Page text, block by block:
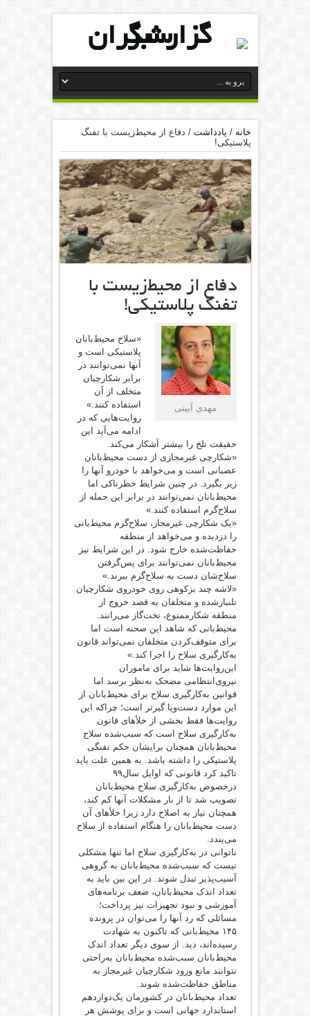
خانه / یادداشت / دفاع از محیط‌زیست با تفنگ
پلاستیکی!
دفاع از محیط‌زیست با
تفنگ پلاستیکی!
مهدی آیینی
«سلاح محیط‌بانان
پلاستیکی است و
آنها نمی‌توانند در
برابر شکارچیان
متخلف از آن
استفاده کنند.»
روایت‌هایی که در
ادامه می‌آید این
حقیقت تلخ را بیشتر آشکار می‌کند.
«شکارچی غیرمجازی از دست محیط‌بانان
عصبانی است و می‌خواهد با خودرو آنها را
زیر بگیرد. در چنین شرایط خطرناکی اما
محیط‌بانان نمی‌توانند در برابر این حمله از
سلاح‌گرم استفاده کنند.»
«یک شکارچی غیرمجاز، سلاح‌گرم محیط‌بانی
را دزدیده و می‌خواهد از منطقه
حفاظت‌شده خارج شود. در این شرایط نیز
محیط‌بانان نمی‌توانند برای پس‌گرفتن
سلاح‌شان دست به سلاح‌گرم ببرند.»
«لاشه چند بزکوهی روی خودروی شکارچیان
تلنبارشده و متخلفان به قصد خروج از
منطقه شکارممنوع، تخت‌گاز می‌رانند.
محیط‌بانی که شاهد این صحنه است اما
برای متوقف‌کردن متخلفان نمی‌تواند قانون
به‌کارگیری سلاح را اجرا کند.»
این‌روایت‌ها شاید برای ماموران
نیروی‌انتظامی مضحک به‌نظر برسد اما
قوانین به‌کارگیری سلاح برای محیط‌بانان از
این موارد دست‌وپا گیرتر است؛ چراکه این
روایت‌ها فقط بخشی از خلأهای قانون
به‌کارگیری سلاح است که سبب‌شده سلاح
محیط‌بانان همچنان برایشان حکم تفنگی
پلاستیکی را داشته باشد. به همین علت باید
تاکید کرد قانونی که اوایل سال۹۹
درخصوص به‌کارگیری سلاح محیط‌بانان
تصویب شد تا از بار مشکلات آنها کم کند،
همچنان نیاز به اصلاح دارد زیرا خلأهای ‌آن
دست محیط‌بانان را هنگام استفاده از سلاح
می‌بندد.
ناتوانی در به‌کارگیری سلاح اما تنها مشکلی
نیست که سبب‌شده محیط‌بانان به گروهی
آسیب‌پذیر تبدل شوند. در این بین باید به
تعداد اندک محیط‌بانان، ضعف‌ برنامه‌های
آموزشی و نبود تجهیزات نیز پرداخت؛
مسائلی که رد آنها را می‌توان در پرونده
‌۱۴۵ محیط‌بانی که تاکنون به شهادت
رسیده‌اند، دید. از سوی دیگر تعداد اندک
محیط‌بانان سبب‌شده محیط‌بانان به‌راحتی
نتوانند مانع ورود شکارچیان غیرمجاز به
مناطق حفاظت‌شده شوند.
تعداد محیط‌بانان در کشورمان یک‌دوازدهم
استاندارد جهانی است و برای پوشش هر